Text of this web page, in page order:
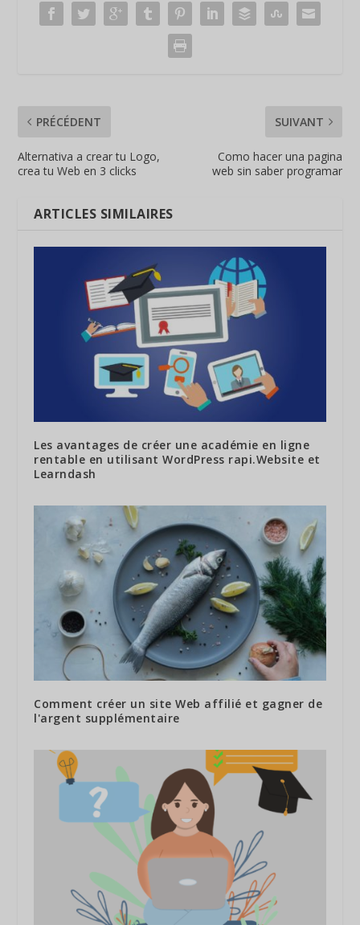
PRÉCÉDENT
Alternativa a crear tu Logo,
crea tu Web en 3 clicks
SUIVANT
Como hacer una pagina
web sin saber programar
ARTICLES SIMILAIRES
Les avantages de créer une académie en ligne
rentable en utilisant WordPress rapi.Website et
Learndash
Comment créer un site Web affilié et gagner de
l'argent supplémentaire